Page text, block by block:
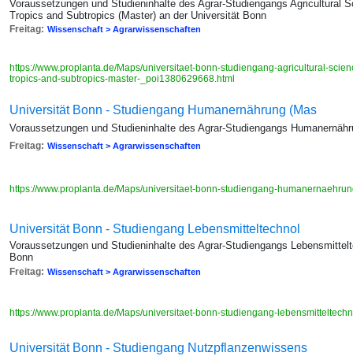
Voraussetzungen und Studieninhalte des Agrar-Studiengangs Agricultural
Tropics and Subtropics (Master) an der Universität Bonn
Freitag: Wissenschaft > Agrarwissenschaften
https://www.proplanta.de/Maps/universitaet-bonn-studiengang-agricultural-
tropics-and-subtropics-master-_poi1380629668.html
Universität Bonn - Studiengang Humanernährung (Mas
Voraussetzungen und Studieninhalte des Agrar-Studiengangs
Freitag: Wissenschaft > Agrarwissenschaften
https://www.proplanta.de/Maps/universitaet-bonn-studiengang-
Universität Bonn - Studiengang Lebensmitteltechnol
Voraussetzungen und Studieninhalte des Agrar-Studiengangs
Bonn
Freitag: Wissenschaft > Agrarwissenschaften
https://www.proplanta.de/Maps/universitaet-bonn-studiengang-
Universität Bonn - Studiengang Nutzpflanzenwissens